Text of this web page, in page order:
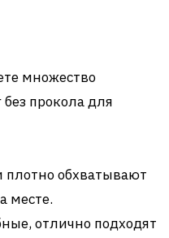
множество
прокола для
плотно обхватывают
месте.
отлично подходят